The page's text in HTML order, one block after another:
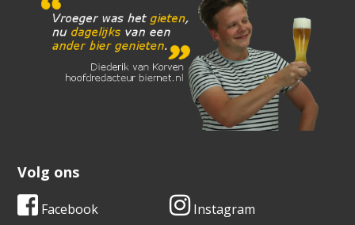
Volg ons
Facebook Instagram